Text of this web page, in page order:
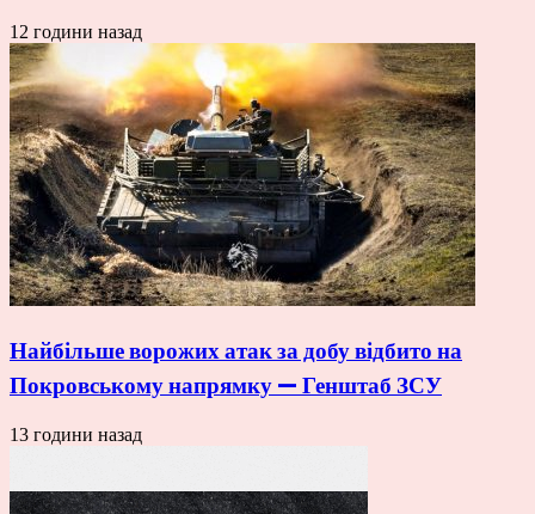
12 години назад
Найбільше ворожих атак за добу відбито на
Покровському напрямку — Генштаб ЗСУ
13 години назад